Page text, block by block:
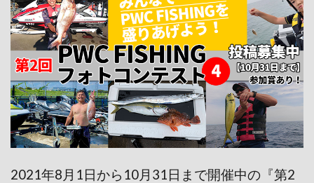
2021年8月1日から10月31日まで開催中の『第2